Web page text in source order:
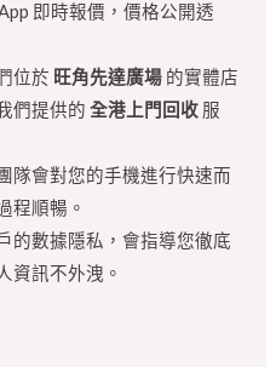
即時報價，價格公開透
位於 旺角先達廣場 的實體店
們提供的全港上門回收 服
隊會對您的手機進行快速而
程順暢。
的數據隱私，會指導您徹底
資訊不外洩。